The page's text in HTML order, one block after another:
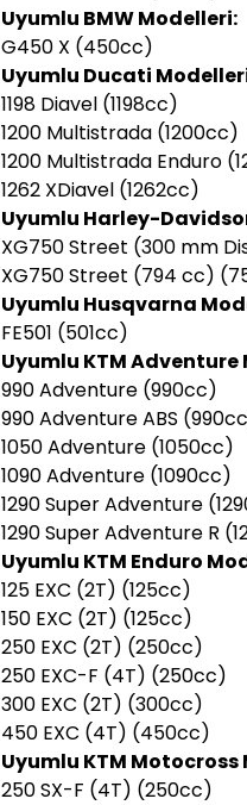
Uyumlu BMW Modelleri:
G450 X (450cc)
Uyumlu Ducati
1198 Diavel (1198cc)
1200 Multistrada (1200cc)
1200 Multistrada Enduro
1262 XDiavel (1262cc)
Uyumlu Harley-
XG750 Street (300 mm
XG750 Street (794 cc)
Uyumlu Husqvarna
FE501 (501cc)
Uyumlu KTM Adventure
990 Adventure (990cc)
990 Adventure ABS
1050 Adventure (1050cc)
1090 Adventure (1090cc)
1290 Super Adventure
1290 Super Adventure R
Uyumlu KTM Enduro
125 EXC (2T) (125cc)
150 EXC (2T) (125cc)
250 EXC (2T) (250cc)
250 EXC-F (4T) (250cc)
300 EXC (2T) (300cc)
450 EXC (4T) (450cc)
Uyumlu KTM Motocross
250 SX-F (4T) (250cc)